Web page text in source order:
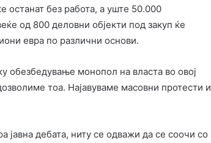
останат без работа, а уште 50.000
од 800 деловни објекти под закуп ќе
евра по различни основи.
обезбедување монопол на власта во овој
тоа. Најавуваме масовни протести и
јавна дебата, ниту се одважи да се соочи со